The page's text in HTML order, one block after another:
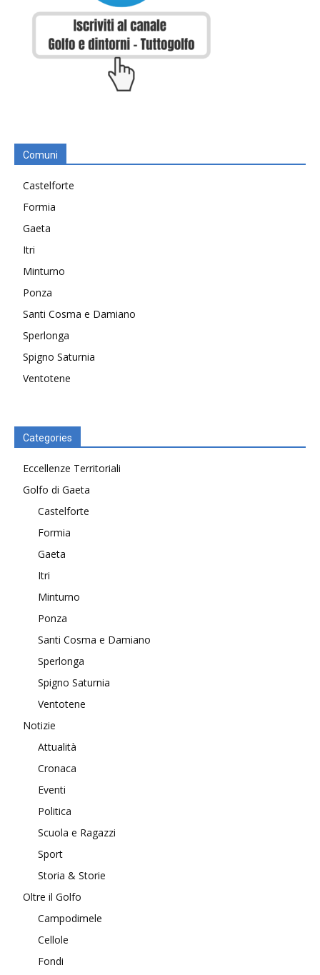
Comuni
Castelforte
Formia
Gaeta
Itri
Minturno
Ponza
Santi Cosma e Damiano
Sperlonga
Spigno Saturnia
Ventotene
Categories
Eccellenze Territoriali
Golfo di Gaeta
Castelforte
Formia
Gaeta
Itri
Minturno
Ponza
Santi Cosma e Damiano
Sperlonga
Spigno Saturnia
Ventotene
Notizie
Attualità
Cronaca
Eventi
Politica
Scuola e Ragazzi
Sport
Storia & Storie
Oltre il Golfo
Campodimele
Cellole
Fondi